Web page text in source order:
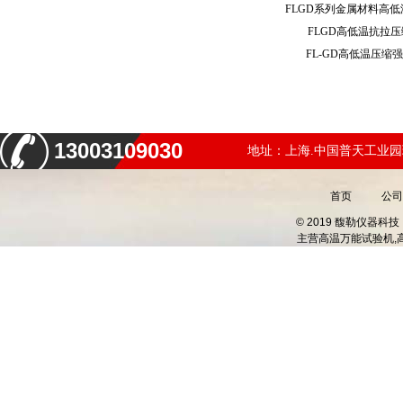
FLGD高低温抗拉
FL-GD高低温压缩
13003109030 地址：上海.中国普天工业
首页 公
© 2019 馥勒仪器科技
主营高温万能试验机,